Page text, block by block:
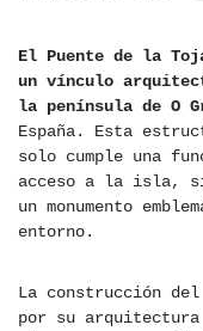
El Puente de la
un vínculo
la península de O
España. Esta
solo cumple una
acceso a la isla,
un monumento
entorno.
La construcción
por su